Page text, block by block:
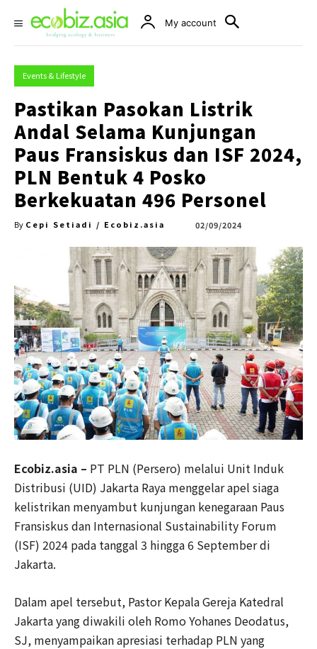
My account
Events & Lifestyle
Pastikan Pasokan Listrik
Andal Selama Kunjungan
Paus Fransiskus dan ISF 2024,
PLN Bentuk 4 Posko
Berkekuatan 496 Personel
By Cepi Setiadi / Ecobiz.asia 02/09/2024
Ecobiz.asia – PT PLN (Persero) melalui Unit Induk
Distribusi (UID) Jakarta Raya menggelar apel siaga
kelistrikan menyambut kunjungan kenegaraan Paus
Fransiskus dan Internasional Sustainability Forum
(ISF) 2024 pada tanggal 3 hingga 6 September di
Jakarta.
Dalam apel tersebut, Pastor Kepala Gereja Katedral
Jakarta yang diwakili oleh Romo Yohanes Deodatus,
SJ, menyampaikan apresiasi terhadap PLN yang